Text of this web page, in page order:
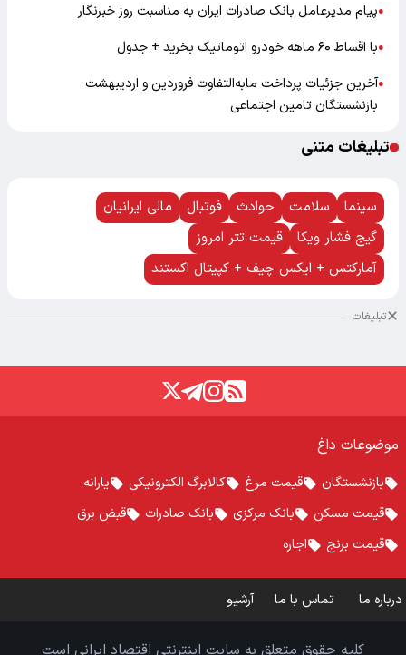
●پیام مدیرعامل بانک صادرات ایران به مناسبت روز خبرنگار
●با اقساط ۶۰ ماهه خودرو اتوماتیک بخرید + جدول
●آخرین جزئیات پرداخت مابه‌التفاوت فروردین و اردیبهشت
بازنشستگان تامین اجتماعی
تبلیغات متنی
سینما سلامت حوادث فوتبال
مالی ایرانیان
گیج فشار ویکا
قیمت تتر امروز
آمارکتس + ایکس چیف + کپیتال اکستند
تبلیغات
موضوعات داغ
بازنشستگان قیمت مرغ کالابرگ الکترونیکی
یارانه
قیمت مسکن
بانک مرکزی بانک صادرات
قبض برق
قیمت برنج
اجاره
درباره ما تماس با ما آرشیو
کلیه حقوق متعلق به سایت اینترنتی اقتصاد ایرانی است